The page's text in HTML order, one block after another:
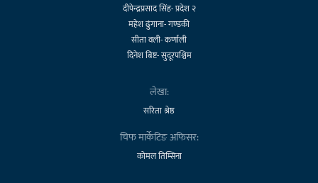
दीपेन्द्रप्रसाद सिंह- प्रदेश २
महेश ढुंगाना- गण्डकी
सीता वली- कर्णाली
दिनेश बिष्ट- सुदूरपश्चिम
लेखा:
सरिता श्रेष्ठ
चिफ मार्केटिङ अफिसर:
कोमल तिम्सिना